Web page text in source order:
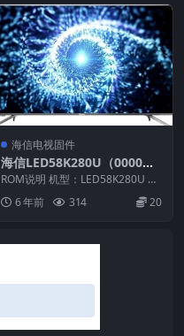
海信电视固件
海信LED58K280U（0000）
BOM1_C003_20140412官方
原厂USB刷机电视固件包
ROM说明 机型：LED58K280U 固
件版本：（0000） BOM：1 海
信...6 年前 314 20